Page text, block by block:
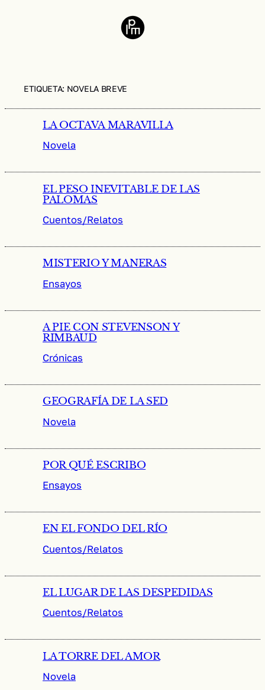
ETIQUETA: NOVELA BREVE
LA OCTAVA MARAVILLA
Novela
EL PESO INEVITABLE DE LAS
PALOMAS
Cuentos/Relatos
MISTERIO Y MANERAS
Ensayos
A PIE CON STEVENSON Y
RIMBAUD
Crónicas
GEOGRAFÍA DE LA SED
Novela
POR QUÉ ESCRIBO
Ensayos
EN EL FONDO DEL RÍO
Cuentos/Relatos
EL LUGAR DE LAS DESPEDIDAS
Cuentos/Relatos
LA TORRE DEL AMOR
Novela